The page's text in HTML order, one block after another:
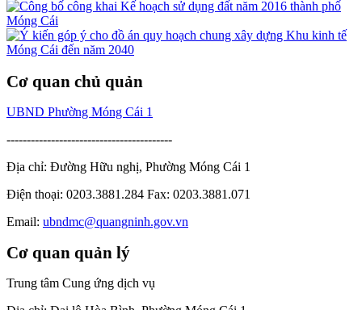
Cơ quan chủ quản
UBND Phường Móng Cái 1
-----------------------------------------
Địa chỉ: Đường Hữu nghị, Phường Móng Cái 1
Điện thoại: 0203.3881.284 Fax: 0203.3881.071
Email: ubndmc@quangninh.gov.vn
Cơ quan quản lý
Trung tâm Cung ứng dịch vụ